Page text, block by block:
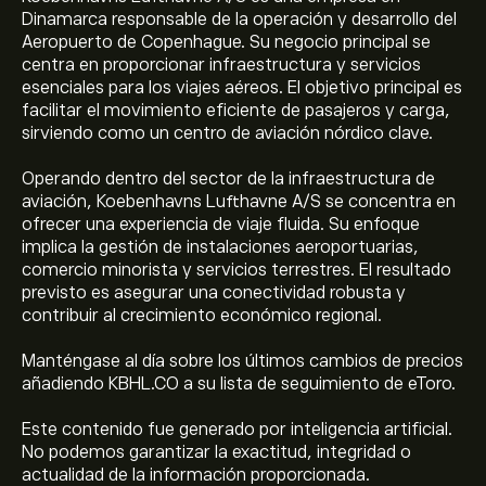
Dinamarca responsable de la operación y desarrollo del
Aeropuerto de Copenhague. Su negocio principal se
centra en proporcionar infraestructura y servicios
esenciales para los viajes aéreos. El objetivo principal es
facilitar el movimiento eficiente de pasajeros y carga,
sirviendo como un centro de aviación nórdico clave.
Operando dentro del sector de la infraestructura de
aviación, Koebenhavns Lufthavne A/S se concentra en
ofrecer una experiencia de viaje fluida. Su enfoque
implica la gestión de instalaciones aeroportuarias,
comercio minorista y servicios terrestres. El resultado
previsto es asegurar una conectividad robusta y
contribuir al crecimiento económico regional.
Manténgase al día sobre los últimos cambios de precios
añadiendo KBHL.CO a su lista de seguimiento de eToro.
Este contenido fue generado por inteligencia artificial.
No podemos garantizar la exactitud, integridad o
actualidad de la información proporcionada.